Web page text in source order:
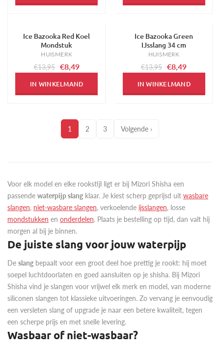
-39%
Ice Bazooka Red Koel
Mondstuk
HUISMERK
€13,95 €8,49
IN WINKELMAND
-39%Ice Bazooka Green
IJsslang 34 cm
HUISMERK
€13,95 €8,49
IN WINKELMAND
1 2 3 Volgende ›
Voor elk model en elke rookstijl ligt er bij Mizori Shisha een
passende waterpijp slang klaar. Je kiest scherp geprijsd uit wasbare
slangen, niet-wasbare slangen, verkoelende ijsslangen, losse
mondstukken en onderdelen. Plaats je bestelling op tijd, dan valt hij
morgen al bij je binnen.
De juiste slang voor jouw waterpijp
De slang bepaalt voor een groot deel hoe prettig je rookt: hij moet
soepel luchtdoorlaten en goed aansluiten op je shisha. Bij Mizori
Shisha vind je slangen voor vrijwel elk merk en model, van moderne
siliconen slangen tot klassieke uitvoeringen. Zo vervang je eenvoudig
een versleten slang of upgrade je naar een betere kwaliteit, tegen
een scherpe prijs en met snelle levering.
Wasbaar of niet-wasbaar?